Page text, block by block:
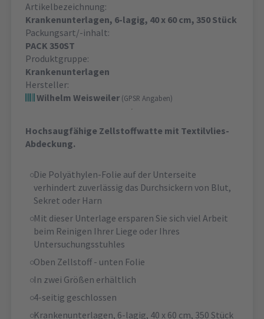
Artikelbezeichnung:
Krankenunterlagen, 6-lagig, 40 x 60 cm, 350 Stück
Packungsart/-inhalt:
PACK 350ST
Produktgruppe:
Krankenunterlagen
Hersteller:
Wilhelm Weisweiler (GPSR Angaben)
Hochsaugfähige Zellstoffwatte mit Textilvlies-
Abdeckung.
Die Polyäthylen-Folie auf der Unterseite
verhindert zuverlässig das Durchsickern von Blut,
Sekret oder Harn
Mit dieser Unterlage ersparen Sie sich viel Arbeit
beim Reinigen Ihrer Liege oder Ihres
Untersuchungsstuhles
Oben Zellstoff - unten Folie
In zwei Größen erhältlich
4-seitig geschlossen
Krankenunterlagen, 6-lagig, 40 x 60 cm, 350 Stück